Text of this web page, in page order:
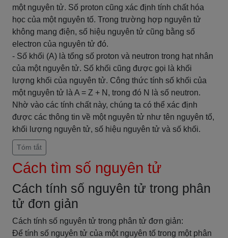
một nguyên tử. Số proton cũng xác định tính chất hóa
học của một nguyên tố. Trong trường hợp nguyên tử
không mang điện, số hiệu nguyên tử cũng bằng số
electron của nguyên tử đó.
- Số khối (A) là tổng số proton và neutron trong hạt nhân
của một nguyên tử. Số khối cũng được gọi là khối
lượng khối của nguyên tử. Công thức tính số khối của
một nguyên tử là A = Z + N, trong đó N là số neutron.
Nhờ vào các tính chất này, chúng ta có thể xác định
được các thông tin về một nguyên tử như tên nguyên tố,
khối lượng nguyên tử, số hiệu nguyên tử và số khối.
Tóm tắt
Cách tìm số nguyên tử
Cách tính số nguyên tử trong phân
tử đơn giản
Cách tính số nguyên tử trong phân tử đơn giản:
Để tính số nguyên tử của một nguyên tố trong một phân